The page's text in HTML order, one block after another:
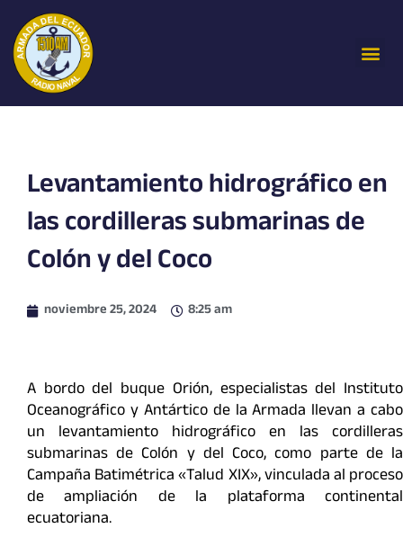
contenido
Levantamiento hidrográfico en
las cordilleras submarinas de
Colón y del Coco
noviembre 25, 2024 8:25 am
A bordo del buque Orión, especialistas del Instituto
Oceanográfico y Antártico de la Armada llevan a cabo
un levantamiento hidrográfico en las cordilleras
submarinas de Colón y del Coco, como parte de la
Campaña Batimétrica «Talud XIX», vinculada al proceso
de ampliación de la plataforma continental
ecuatoriana.